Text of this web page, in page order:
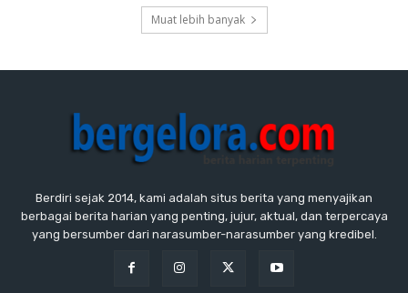
Muat lebih banyak
Berdiri sejak 2014, kami adalah situs berita yang menyajikan
berbagai berita harian yang penting, jujur, aktual, dan terpercaya
yang bersumber dari narasumber-narasumber yang kredibel.